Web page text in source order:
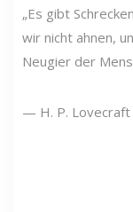
„Es gibt
wir nicht ahnen,
Neugier der
— H. P. Lovecraft